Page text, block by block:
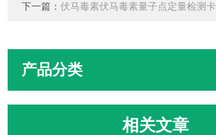
下一篇：伏马毒素伏马毒素量子点定量检测卡
产品分类
相关文章